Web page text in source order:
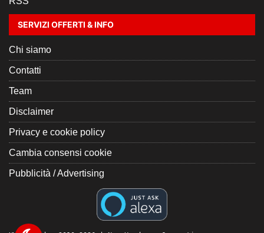
SERVIZI OFFERTI & INFO
Chi siamo
Contatti
Team
Disclaimer
Privacy e cookie policy
Cambia consensi cookie
Pubblicità / Advertising